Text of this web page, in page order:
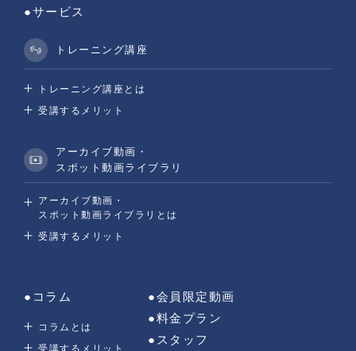
●サービス
トレーニング講座
トレーニング講座とは
受講するメリット
アーカイブ動画・
スポット動画ライブラリ
アーカイブ動画・
スポット動画ライブラリとは
受講するメリット
●コラム
コラムとは
●会員限定動画
●料金プラン
●スタッフ